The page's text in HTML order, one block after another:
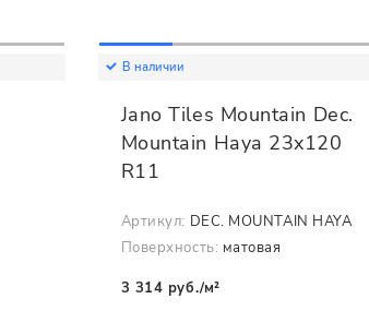
В наличии
Jano Tiles Mountain Dec.
Mountain Haya 23x120
R11
Артикул: DEC. MOUNTAIN HAYA
Поверхность: матовая
3 314 руб./м²